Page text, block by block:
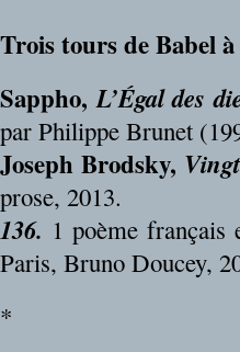
Trois tours de Babel
Sappho,L’Égal des
par Philippe Brunet
Joseph Brodsky,
prose, 2013.
136. 1 poème
Paris, Bruno Doucey,
*